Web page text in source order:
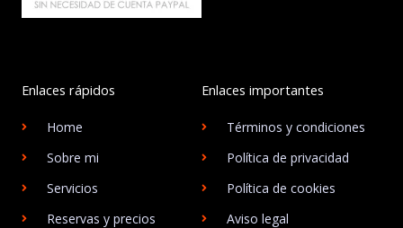
Enlaces rápidos
Home
Sobre mi
Servicios
Reservas y precios
Enlaces importantes
Términos y condiciones
Política de privacidad
Política de cookies
Aviso legal